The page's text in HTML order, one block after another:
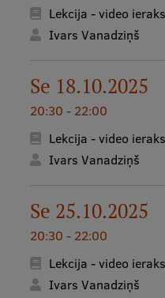
Struktūra
Vēsture un tradīcijas
Aula
Muzeji un ekspozīcijas
Reitingi
Virtuālā tūre
Lekcija - video
Ivars Vanadziņš
Se 18.10.2025
20:30 - 22:00
Lekcija - video
Ivars Vanadziņš
Se 25.10.2025
20:30 - 22:00
Lekcija - video
Ivars Vanadziņš